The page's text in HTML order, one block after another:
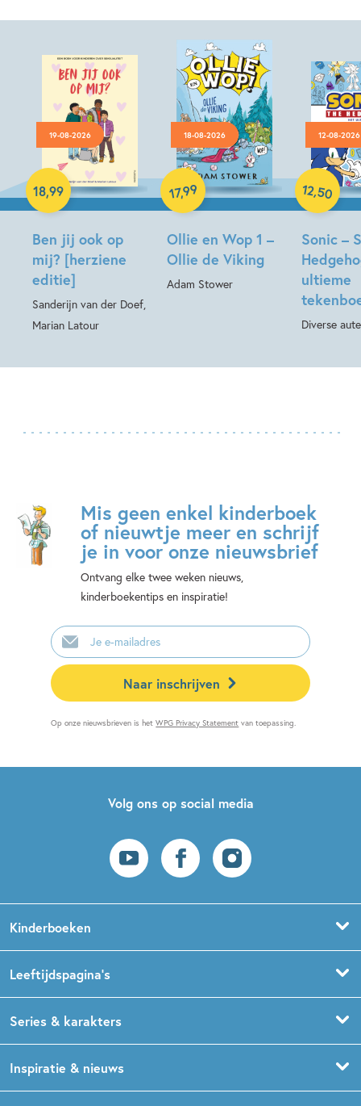
19-08-2026
Ben jij ook op
mij? [herziene
editie]
Sanderijn van der Doef,
Marian Latour
18,99
Hardcover
18-08-2026
Ollie en Wop 1 –
Ollie de Viking
Adam Stower
17,99
Hardcover
12-08-2026
Sonic –
ultieme
Diverse
12,50
Paperback
Mis geen enkel kinderboek
of nieuwtje meer en schrijf
je in voor onze nieuwsbrief
Ontvang elke twee weken nieuws,
kinderboekentips en inspiratie!
E-
mailadres
Naar inschrijven
Op onze nieuwsbrieven is hetWPG Privacy Statement van toepassing.
Volg ons op social media
Kinderboeken
Prentenboeken
Babyboeken
Leeftijdspagina’s
Boekentips 1,5 - 3 jaar
Series & karakters
Dog Man
Inspiratie & nieuws